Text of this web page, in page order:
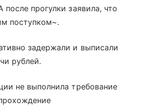
после прогулки заявила, что
поступком~.
задержали и выписали
рублей.
не выполнила требование